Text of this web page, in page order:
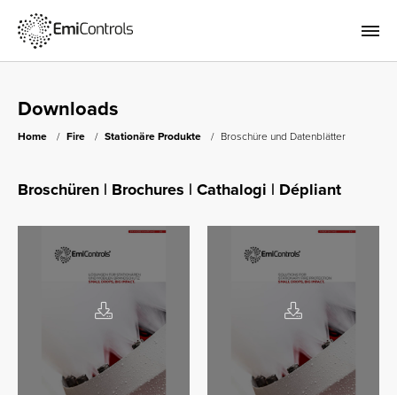
Downloads
Home Fire Stationäre Produkte Broschüre und Datenblätter
Broschüren | Brochures | Cathalogi | Dépliant